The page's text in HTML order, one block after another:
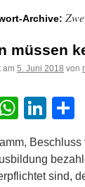
Archive:
müssen
am 5. Juni 2018 von
Facebook
sind,